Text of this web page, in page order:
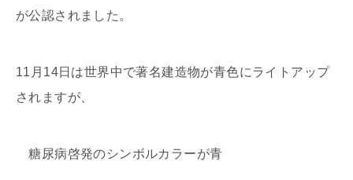
が公認されました。
11月14日は世界中で著名建造物が青色にライトアップ
されますが、
糖尿病啓発のシンボルカラーが青